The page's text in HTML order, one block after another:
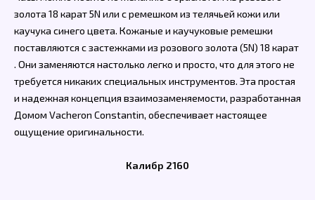
золота 18 карат 5N или с ремешком из телячьей кожи или
каучука синего цвета. Кожаные и каучуковые ремешки
поставляются с застежками из розового золота (5N) 18 карат
. Они заменяются настолько легко и просто, что для этого не
требуется никаких специальных инструментов. Эта простая
и надежная концепция взаимозаменяемости, разработанная
Домом Vacheron Constantin, обеспечивает настоящее
ощущение оригинальности.
Калибр 2160